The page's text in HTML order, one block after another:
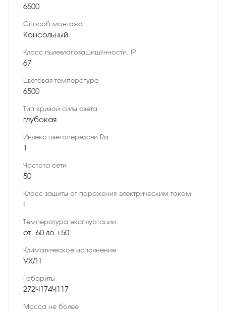
6500
Способ монтажа
Консольный
Класс пылевлагозащищённости, IP
67
Цветовая температура
6500
Тип кривой силы света
глубокая
Индекс цветопередачи Ra
1
Частота сети
50
Класс защиты от поражения электрическим током
I
Температура эксплуатации
от -60 до +50
Климатическое исполнение
УХЛ1
Габариты
272×174×117
Масса не более